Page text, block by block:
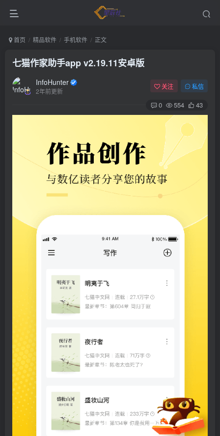
首页 精品软件 手机软件 正文
七猫作家助手app v2.19.11安卓版
InfoHunter
2年前更新
关注 私信
0 554 43